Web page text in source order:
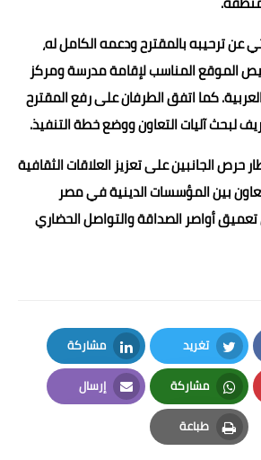
ترحيبه بالمقترح ودعمه الكامل له،
الموقع المناسب لإقامة مدرسة ومركز
كما اتفق الطرفان على رفع المقترح
لبحث آليات التعاون ووضع خطة التنفيذ.
حرص الجانبين على تعزيز العلاقات الثقافية
بين المؤسسات الدينية في مصر
أواصر الصداقة والتواصل الحضاري
تغريد
Twitter
مشاركة
LinkedIn
مشاركة
Whatsapp
إرسال
Email
طباعة
Print